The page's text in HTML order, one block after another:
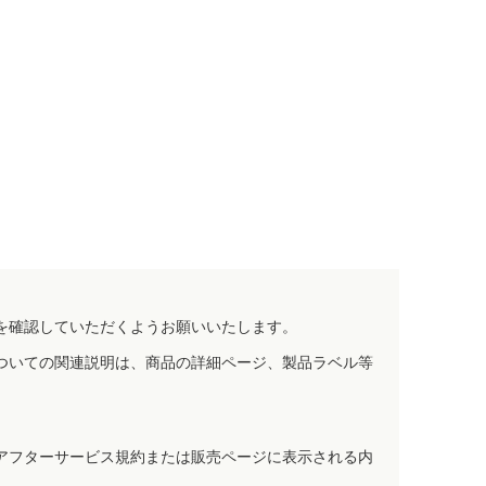
認していただくようお願いいたします。
ての関連説明は、商品の詳細ページ、製品ラベル等
ターサービス規約または販売ページに表示される内